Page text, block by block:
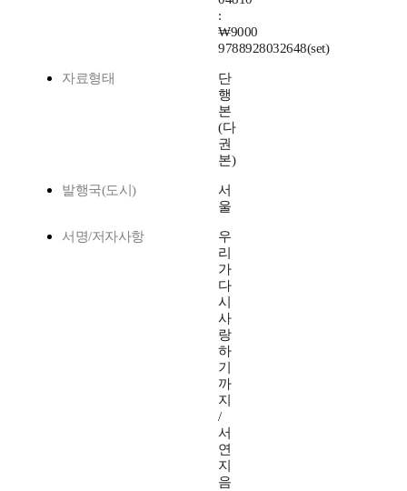
:
₩9000
9788928032648(set)
자료형태
단
행
본
(다
권
본)
발행국(도시)
서
울
서명/저자사항
우
리
가
다
시
사
랑
하
기
까
지
/
서
연
지
음